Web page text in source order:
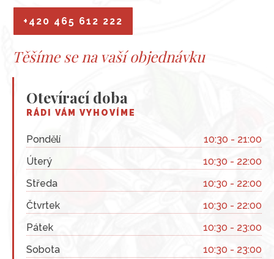
+420 465 612 222
Těšíme se na vaší objednávku
Otevírací doba
RÁDI VÁM VYHOVÍME
Pondělí
10:30 - 21:00
Úterý
10:30 - 22:00
Středa
10:30 - 22:00
Čtvrtek
10:30 - 22:00
Pátek
10:30 - 23:00
Sobota
10:30 - 23:00